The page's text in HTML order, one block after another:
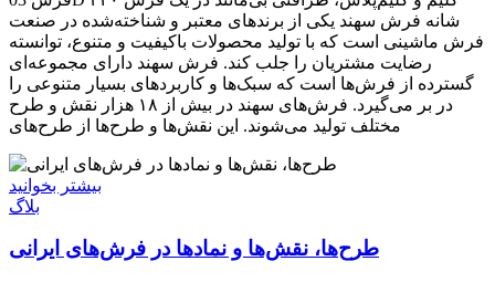
شانه فرش سهند یکی از برندهای معتبر و شناخته‌شده در صنعت
فرش ماشینی است که با تولید محصولات باکیفیت و متنوع، توانسته
رضایت مشتریان را جلب کند. فرش سهند دارای مجموعه‌ای
گسترده از فرش‌ها است که سبک‌ها و کاربردهای بسیار متنوعی را
در بر می‌گیرد. فرش‌های سهند در بیش از ۱۸ هزار نقش و طرح
مختلف تولید می‌شوند. این نقش‌ها و طرح‌ها از طرح‌های
بیشتر بخوانید
بلاگ
طرح‌ها، نقش‌ها و نمادها در فرش‌های ایرانی